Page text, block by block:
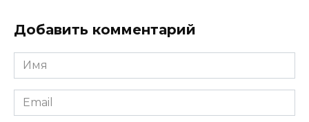
Добавить комментарий
Имя
*
Email
*